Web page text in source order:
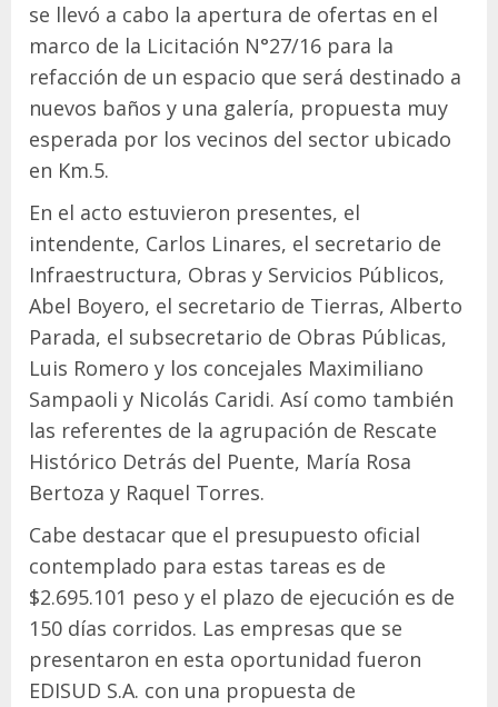
se llevó a cabo la apertura de ofertas en el
marco de la Licitación N°27/16 para la
refacción de un espacio que será destinado a
nuevos baños y una galería, propuesta muy
esperada por los vecinos del sector ubicado
en Km.5.
En el acto estuvieron presentes, el
intendente, Carlos Linares, el secretario de
Infraestructura, Obras y Servicios Públicos,
Abel Boyero, el secretario de Tierras, Alberto
Parada, el subsecretario de Obras Públicas,
Luis Romero y los concejales Maximiliano
Sampaoli y Nicolás Caridi. Así como también
las referentes de la agrupación de Rescate
Histórico Detrás del Puente, María Rosa
Bertoza y Raquel Torres.
Cabe destacar que el presupuesto oficial
contemplado para estas tareas es de
$2.695.101 peso y el plazo de ejecución es de
150 días corridos. Las empresas que se
presentaron en esta oportunidad fueron
EDISUD S.A. con una propuesta de